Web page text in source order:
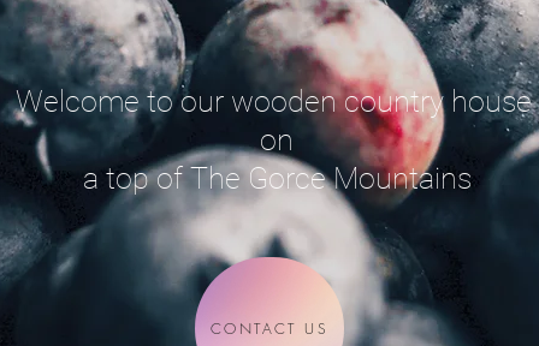
Welcome to our wooden country house
on
a top of The Gorce Mountains
CONTACT US